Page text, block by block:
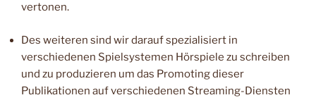
vertonen.
Des weiteren sind wir darauf spezialisiert in
verschiedenen Spielsystemen Hörspiele zu schreiben
und zu produzieren um das Promoting dieser
Publikationen auf verschiedenen Streaming-Diensten